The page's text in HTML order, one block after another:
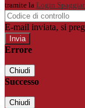
tramite la Login
E-mail inviata, si
Errore
Chiudi
Successo
Chiudi